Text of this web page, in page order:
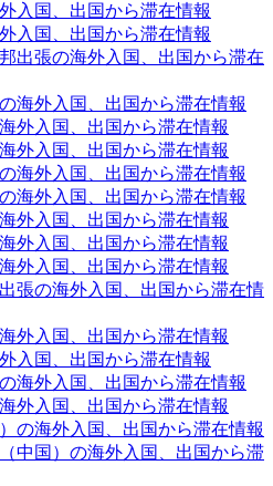
入国、出国から滞在情報
入国、出国から滞在情報
出張の海外入国、出国から滞在
海外入国、出国から滞在情報
外入国、出国から滞在情報
外入国、出国から滞在情報
海外入国、出国から滞在情報
海外入国、出国から滞在情報
外入国、出国から滞在情報
外入国、出国から滞在情報
外入国、出国から滞在情報
張の海外入国、出国から滞在情
外入国、出国から滞在情報
入国、出国から滞在情報
海外入国、出国から滞在情報
外入国、出国から滞在情報
の海外入国、出国から滞在情報
中国）の海外入国、出国から滞